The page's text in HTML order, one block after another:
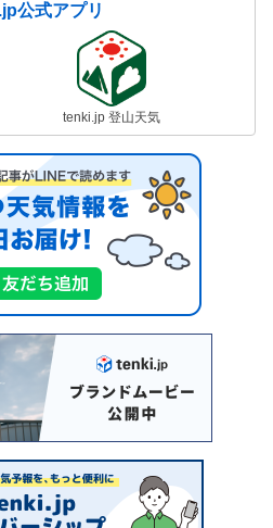
公式アプリ
tenki.jp 登山天気